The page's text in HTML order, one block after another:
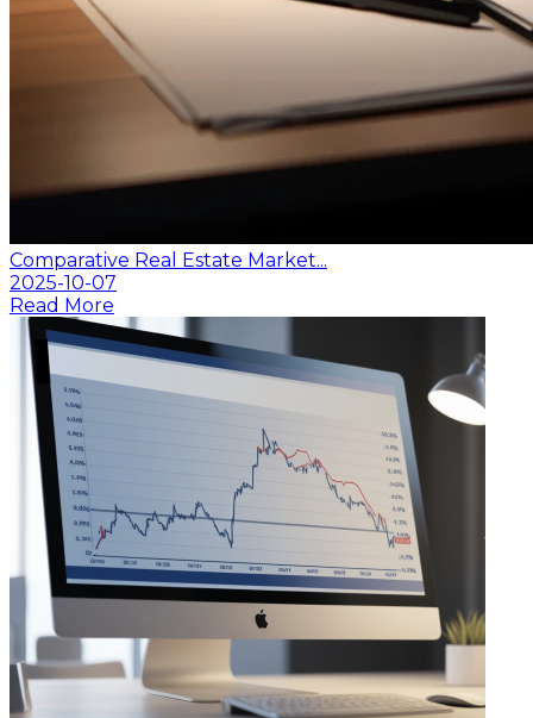
Comparative Real Estate Market...
2025-10-07
Read More